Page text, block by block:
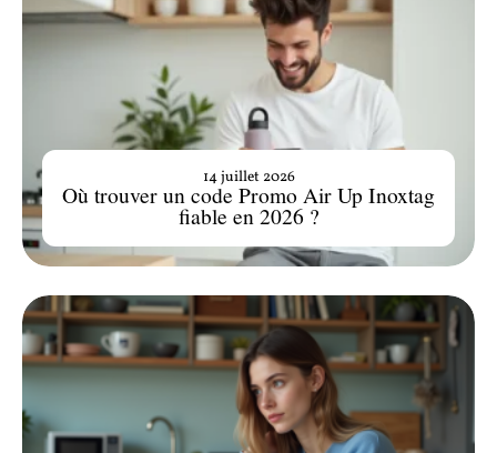
Où trouver un code Promo Air Up Inoxtag
fiable en 2026 ?
14 juillet 2026